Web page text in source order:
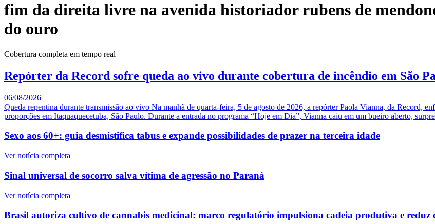
fim da direita livre na avenida historiador rubens de
do ouro
Cobertura completa em tempo real
Repórter da Record sofre queda ao vivo durante cobertura de incêndio em São
06/08/2026
Queda repentina durante transmissão ao vivo Na manhã de quarta-feira, 5 de agosto de 2026, a repórter Paola Vianna, da Record,
proporções em Itaquaquecetuba, São Paulo. Durante a entrada no programa “Hoje em Dia”, Vianna caiu em um bueiro aberto,
Sexo aos 60+: guia desmistifica tabus e expande possibilidades de prazer na terceira idade
Ver notícia completa
Sinal universal de socorro salva vítima de agressão no Paraná
Ver notícia completa
Brasil autoriza cultivo de cannabis medicinal: marco regulatório impulsiona cadeia produtiva e reduz